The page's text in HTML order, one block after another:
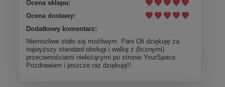
Ocena sklepu:
Ocena dostawy:
Dodatkowy komentarz:
Niemożliwe stało się możliwym. Pani Oli dziękuję za
najwyższy standard obsługi i walkę z (licznymi)
przeciwnościami nieleżącymi po stronie YourSpace.
Pozdrawiam i jeszcze raz dziękuję!!